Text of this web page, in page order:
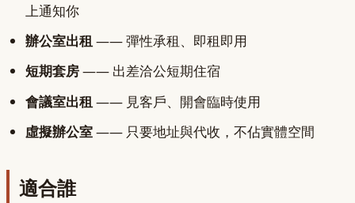
上通知你
辦公室出租—— 彈性承租、即租即用
短期套房—— 出差洽公短期住宿
會議室出租—— 見客戶、開會臨時使用
虛擬辦公室—— 只要地址與代收，不佔實體空間
適合誰